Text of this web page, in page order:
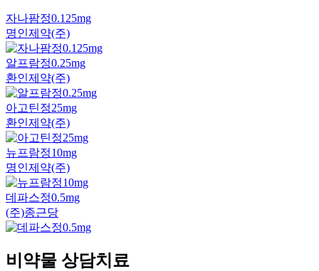
자나팜정0.125mg
명인제약(주)
알프람정0.25mg
환인제약(주)
아고틴정25mg
환인제약(주)
뉴프람정10mg
명인제약(주)
데파스정0.5mg
(주)종근당
비약물 상담치료